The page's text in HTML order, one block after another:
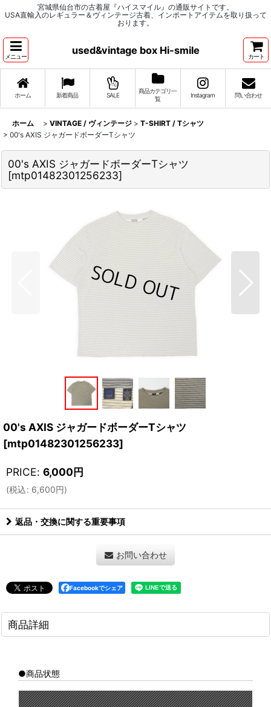
宮城県仙台市の古着屋『ハイスマイル』の通販サイトです。
USA直輸入のレギュラー＆ヴィンテージ古着、インポートアイテムを取り扱って
おります。
メニュー
used&vintage box Hi-smile
カート
ホーム 新着商品 SALE
商品カテゴリ一
覧
Instagram 問い合わせ
ホーム > VINTAGE / ヴィンテージ > T-SHIRT / Tシャツ
> 00's AXIS ジャガードボーダーTシャツ
00's AXIS ジャガードボーダーTシャツ
[mtp01482301256233]
00's AXIS ジャガードボーダーTシャツ
[mtp01482301256233]
PRICE: 6,000円
(税込: 6,600円)
返品・交換に関する重要事項
お問い合わせ
Facebookでシェア
商品詳細
●商品状態